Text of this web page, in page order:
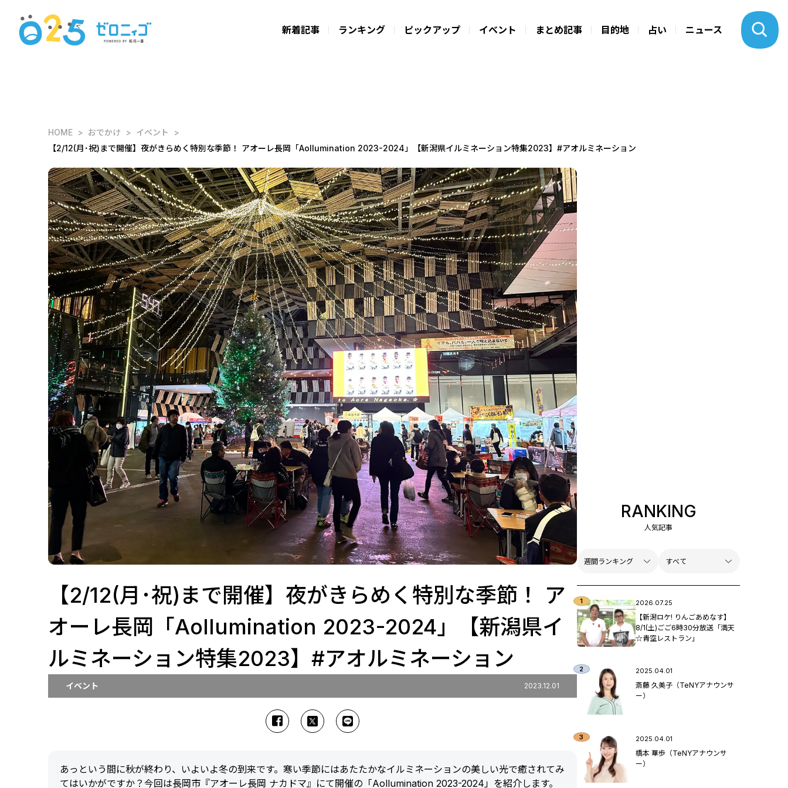
新着記事 ランキング ピックアップ イベント まとめ記事 目的地 占い ニュース
HOME おでかけ
イベント
【2/12(月･祝)まで開催】夜がきらめく特別な季節！ アオーレ長岡「Aollumination 2023-2024」【新潟県イルミネーション特集2023】#アオルミネーション
【2/12(月･祝)まで開催】夜がきらめく特別な季節！ ア
オーレ長岡「Aollumination 2023-2024」【新潟県イ
ルミネーション特集2023】#アオルミネーション
イベント 2023.12.01
あっという間に秋が終わり、いよいよ冬の到来です。寒い季節にはあたたかなイルミネーションの美しい光で癒されてみ
てはいかがですか？今回は長岡市『アオーレ長岡 ナカドマ』にて開催の「Aollumination 2023-2024」を紹介します。
RANKING
人気記事
2026.07.25
【新潟ロケ! りんごあめなす】
8/1(土)ごご6時30分放送「満天
☆青空レストラン」
2025.04.01
斎藤 久美子（TeNYアナウンサ
ー）
2025.04.01
橋本 華歩（TeNYアナウンサ
ー）